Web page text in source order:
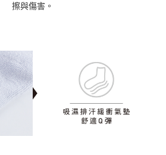
擦與傷害。